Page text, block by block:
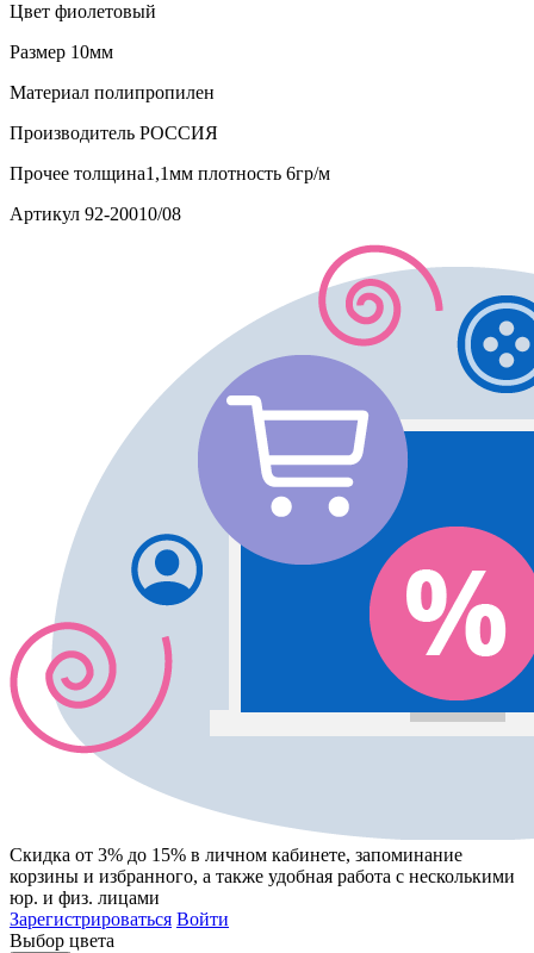
Цвет фиолетовый
Размер 10мм
Материал полипропилен
Производитель РОССИЯ
Прочее толщина1,1мм плотность 6гр/м
Артикул 92-20010/08
Скидка от 3% до 15% в личном кабинете, запоминание
корзины и избранного, а также удобная работа с несколькими
юр. и физ. лицами
Зарегистрироваться Войти
Выбор цвета